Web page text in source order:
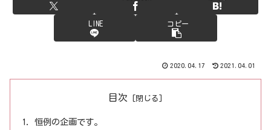
LINE コピー
2020.04.17 2021.04.01
目次
恒例の企画です。